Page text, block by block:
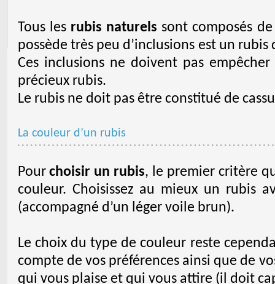
Tous les rubis naturels sont composés
possède très peu d’inclusions est un rubis
Ces inclusions ne doivent pas
précieux rubis.
Le rubis ne doit pas être constitué de
La couleur d’un rubis
Pourchoisir un rubis, le premier critère
couleur. Choisissez au mieux un rubis
(accompagné d’un léger voile brun).
Le choix du type de couleur reste
compte de vos préférences ainsi que de
qui vous plaise et qui vous attire (il doit